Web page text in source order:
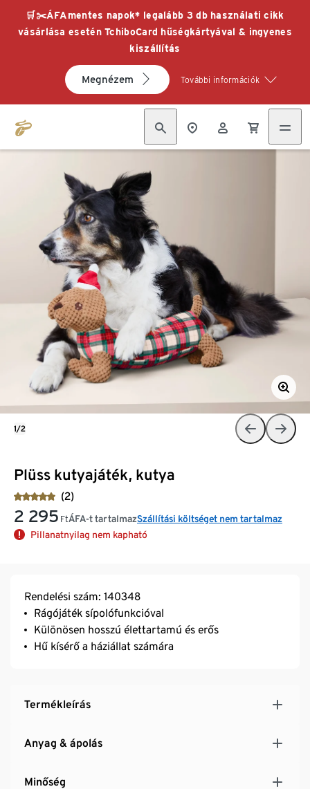
🛒✂️ÁFAmentes napok* legalább 3 db használati cikk
vásárlása esetén TchiboCard hűségkártyával & ingyenes
kiszállítás
Megnézem További információk
Plüss kutyajáték, kutya
(2)
2 295 FtÁFA-t tartalmazSzállítási költséget nem tartalmaz
Pillanatnyilag nem kapható
1/2
Rendelési szám: 140348
Rágójáték sípolófunkcióval
Különösen hosszú élettartamú és erős
Hű kísérő a háziállat számára
Termékleírás
Anyag & ápolás
Minőség